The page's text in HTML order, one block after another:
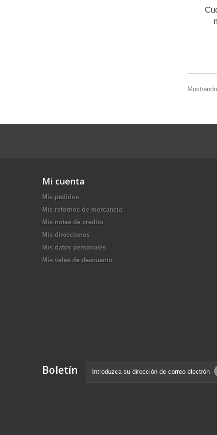
Mi cuenta
Mis pedidos
Mis retornos de mercancia
Mis notas de credito
Mis direcciones
Mis datos personales
Mis vales de descuento
Boletín